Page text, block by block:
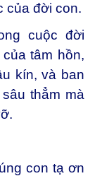
của đời con.
cuộc đời
tâm hồn,
kín, và ban
thẳm mà
con tạ ơn